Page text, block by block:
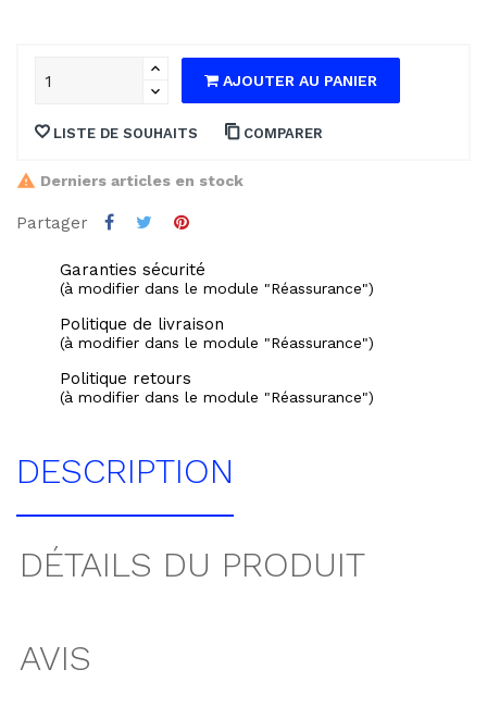
AJOUTER AU PANIER
LISTE DE SOUHAITS COMPARER
Derniers articles en stock
Partager
Garanties sécurité
(à modifier dans le module "Réassurance")
Politique de livraison
(à modifier dans le module "Réassurance")
Politique retours
(à modifier dans le module "Réassurance")
DESCRIPTION
DÉTAILS DU PRODUIT
AVIS